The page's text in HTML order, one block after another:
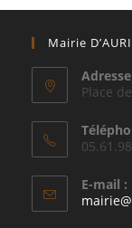
Mairie
Place
E-mail :